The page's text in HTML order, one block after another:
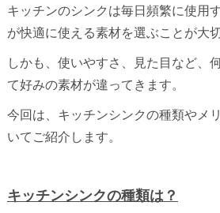
キッチンのシンクは毎日頻繁に使用
が快適に使える素材を選ぶことが大
しかも、使いやすさ、見た目など、
て好みの素材が違ってきます。
今回は、キッチンシンクの種類やメ
いてご紹介します。
キッチンシンクの種類は？